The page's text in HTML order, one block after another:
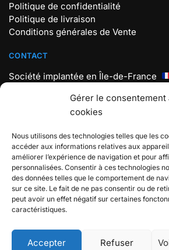
Gérer le consentement
cookies
Nous utilisons des technologies telles que les
accéder aux informations relatives aux
améliorer l’expérience de navigation et pour
personnalisées. Consentir à ces technologies
des données telles que le comportement de
sur ce site. Le fait de ne pas consentir ou de
peut avoir un effet négatif sur certaines
caractéristiques.
Accepter Refuser
Politique de confidentialité
Politique de livraison
Conditions générales de Vente
CONTACT
Société implantée en Île-de-France
Téléphone : +33 7 56 98 18 19
Lundi au vendredi : 9h30 – 17h30
BOUTIQUE POKEMON
Boutique spécialisée sur L’univers
l’aventure et attrapez-les tous !
Store Pokemon 2024 © – Boutique
(non affiliée à The Pokemon Company)